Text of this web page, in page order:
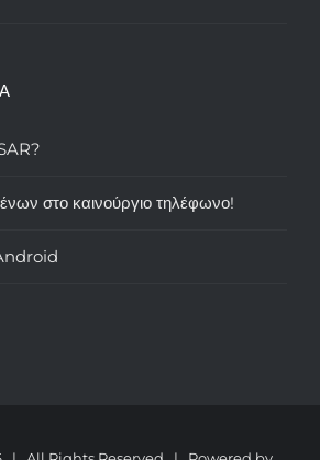
στο καινούργιο τηλέφωνο!